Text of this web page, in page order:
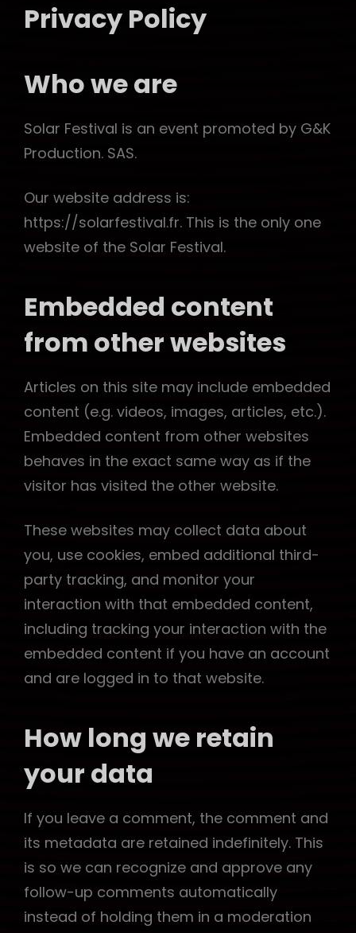
Privacy Policy
Who we are
Solar Festival is an event promoted by G&K
Production. SAS.
Our website address is:
https://solarfestival.fr. This is the only one
website of the Solar Festival.
Embedded content
from other websites
Articles on this site may include embedded
content (e.g. videos, images, articles, etc.).
Embedded content from other websites
behaves in the exact same way as if the
visitor has visited the other website.
These websites may collect data about
you, use cookies, embed additional third-
party tracking, and monitor your
interaction with that embedded content,
including tracking your interaction with the
embedded content if you have an account
and are logged in to that website.
How long we retain
your data
If you leave a comment, the comment and
its metadata are retained indefinitely. This
is so we can recognize and approve any
follow-up comments automatically
instead of holding them in a moderation